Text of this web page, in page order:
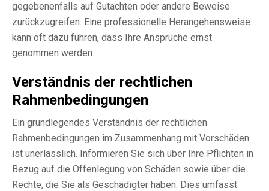
gegebenenfalls auf Gutachten oder andere Beweise
zurückzugreifen. Eine professionelle Herangehensweise
kann oft dazu führen, dass Ihre Ansprüche ernst
genommen werden.
Verständnis der rechtlichen
Rahmenbedingungen
Ein grundlegendes Verständnis der rechtlichen
Rahmenbedingungen im Zusammenhang mit Vorschäden
ist unerlässlich. Informieren Sie sich über Ihre Pflichten in
Bezug auf die Offenlegung von Schäden sowie über die
Rechte, die Sie als Geschädigter haben. Dies umfasst